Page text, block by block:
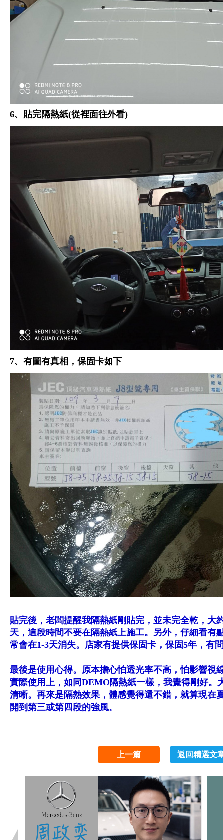
6、貼完隔熱紙(從裡面往外看)
7、有圖有真相，保固卡如下
貼完後，老闆提醒我隔熱紙剛貼完，並未完全乾，大
天，這段時間不要在隔熱紙上施工。另外，仔細看有
常會在1-3天消失。店家有提供保固卡，保固5年，有
最後是使用心得。原本擔心怕透光率不高，怕影響視
實際使用上，如同DEMO隔熱紙一樣，我覺得剛好。
清晰。再來是隔熱效果，體感覺得還不錯，就算現在
開到第三或第四段的強風。
上一篇 返回精選文